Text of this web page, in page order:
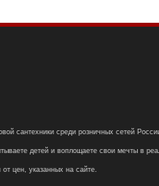
сантехники среди розничных сетей
детей и воплощаете свои мечты в
от цен, указанных на сайте.